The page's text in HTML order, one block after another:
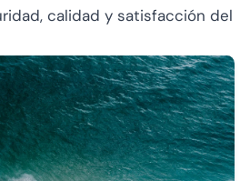
calidad y satisfacción del